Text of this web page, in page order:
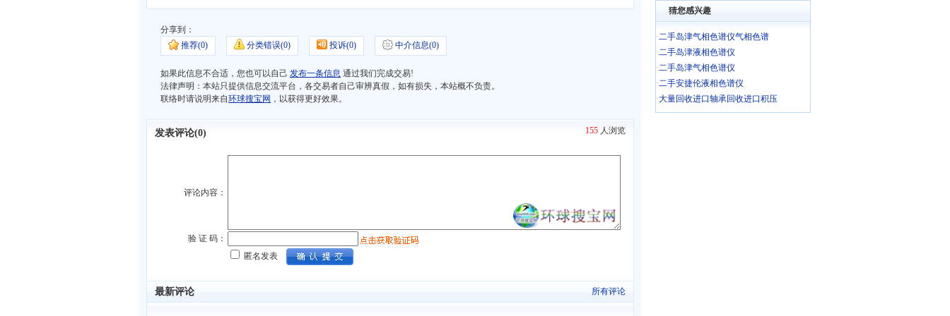
分享到：
推荐(0) 分类错误(0) 投诉(0) 中介信息(0)
如果此信息不合适，您也可以自己 发布一条信息 通过我们完成交易!
法律声明：本站只提供信息交流平台，各交易者自己审辨真假，如有损失，本站概不负责。
联络时请说明来自环球搜宝网 ，以获得更好效果。
155 人浏览
发表评论(0)
评论内容：
验 证 码：
匿名发表
所有评论
最新评论
猜您感兴趣
·二手岛津气相色谱仪气相色谱
·二手岛津液相色谱仪
·二手岛津气相色谱仪
·二手安捷伦液相色谱仪
·大量回收进口轴承回收进口积压